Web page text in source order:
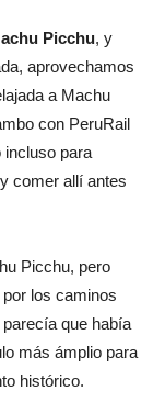
Picchu, y
aprovechamos
a Machu
con PeruRail
incluso para
comer allí antes
Picchu, pero
los caminos
que había
más ámplio para
histórico.